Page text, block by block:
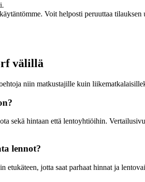
Voit helposti peruuttaa tilauksen
välillä
niin matkustajille kuin
sekä hintaan että lentoyhtiöihin.
lennot?
jotta saat parhaat hinnat ja